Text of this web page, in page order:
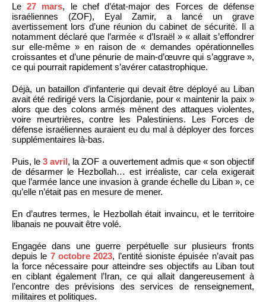
Le27 mars, le chef d’état-major des Forces de défense
israéliennes (ZOF), Eyal Zamir, a lancé un grave
avertissement lors d’une réunion du cabinet de sécurité. Il a
notamment déclaré que l’armée « d’Israël » « allait s’effondrer
sur elle-même » en raison de « demandes opérationnelles
croissantes et d’une pénurie de main-d’œuvre qui s’aggrave »,
ce qui pourrait rapidement s’avérer catastrophique.
Déjà, un bataillon d’infanterie qui devait être déployé au Liban
avait été redirigé vers la Cisjordanie, pour « maintenir la paix »
alors que des colons armés mènent des attaques violentes,
voire meurtrières, contre les Palestiniens. Les Forces de
défense israéliennes auraient eu du mal à déployer des forces
supplémentaires là-bas.
Puis, le3 avril, la ZOF a ouvertement admis que « son objectif
de désarmer le Hezbollah… est irréaliste, car cela exigerait
que l’armée lance une invasion à grande échelle du Liban », ce
qu’elle n’était pas en mesure de mener.
En d’autres termes, le Hezbollah était invaincu, et le territoire
libanais ne pouvait être volé.
Engagée dans une guerre perpétuelle sur plusieurs fronts
depuis le 7 octobre 2023, l’entité sioniste épuisée n’avait pas
la force nécessaire pour atteindre ses objectifs au Liban tout
en ciblant également l’Iran, ce qui allait dangereusement à
l’encontre des prévisions des services de renseignement,
militaires et politiques.